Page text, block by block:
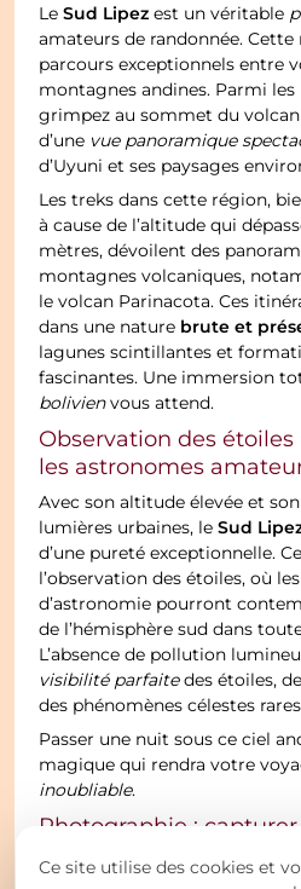
LeSud Lipez est un véritable
amateurs de randonnée.
parcours exceptionnels entre
montagnes andines. Parmi
grimpez au sommet du
d’une vue panoramique
d’Uyuni et ses paysages
Les treks dans cette région,
à cause de l’altitude qui
mètres, dévoilent des
montagnes volcaniques,
le volcan Parinacota. Ces
dans une nature brute et
lagunes scintillantes et
fascinantes. Une immersion
bolivienvous attend.
Observation des
les astronomes
Avec son altitude élevée et
lumières urbaines, leSud
d’une pureté exceptionnelle.
l’observation des étoiles, où
d’astronomie pourront
de l’hémisphère sud dans
L’absence de pollution
visibilité parfaitedes étoiles,
des phénomènes célestes
Passer une nuit sous ce ciel
magique qui rendra votre
inoubliable.
Photographie :
surréaliste des
Ce site utilise des cookies et